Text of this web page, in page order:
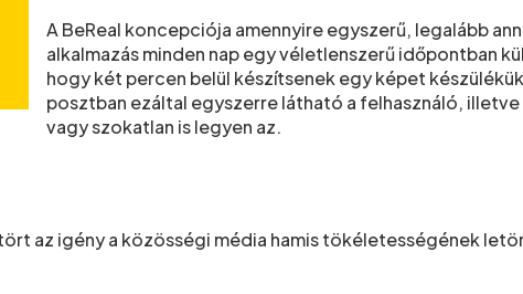
A BeReal koncepciója amennyire egyszerű, legalább
alkalmazás minden nap egy véletlenszerű időpontban
hogy két percen belül készítsenek egy képet
posztban ezáltal egyszerre látható a felhasználó,
vagy szokatlan is legyen az.
az igény a közösségi média hamis tökéletességének